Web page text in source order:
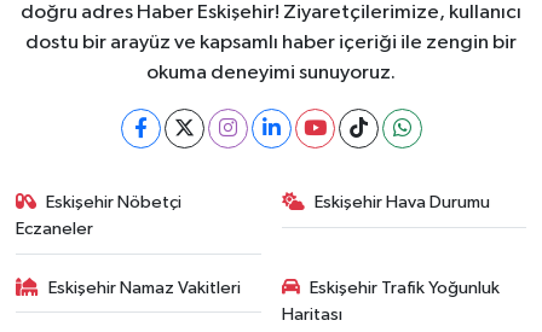
doğru adres Haber Eskişehir! Ziyaretçilerimize, kullanıcı
dostu bir arayüz ve kapsamlı haber içeriği ile zengin bir
okuma deneyimi sunuyoruz.
Eskişehir Nöbetçi
Eczaneler
Eskişehir Hava Durumu
Eskişehir Namaz Vakitleri
Eskişehir Trafik Yoğunluk
Haritası